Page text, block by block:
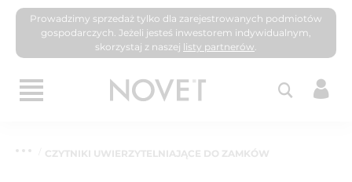
Prowadzimy sprzedaż tylko dla zarejestrowanych podmiotów
gospodarczych. Jeżeli jesteś inwestorem indywidualnym,
skorzystaj z naszej listy partnerów.
CZYTNIKI UWIERZYTELNIAJĄCE DO ZAMKÓW